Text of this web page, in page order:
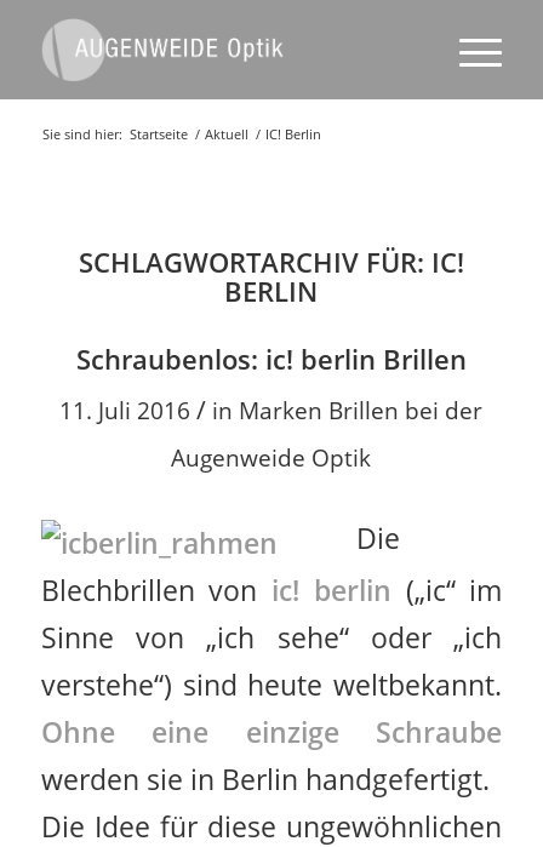
Sie sind hier: Startseite / Aktuell / IC! Berlin
SCHLAGWORTARCHIV FÜR: IC!
BERLIN
Schraubenlos: ic! berlin Brillen
11. Juli 2016 / in Marken Brillen bei der
Augenweide Optik
Die
Blechbrillen von ic! berlin („ic“ im
Sinne von „ich sehe“ oder „ich
verstehe“) sind heute weltbekannt.
Ohne eine einzige Schraube
werden sie in Berlin handgefertigt.
Die Idee für diese ungewöhnlichen